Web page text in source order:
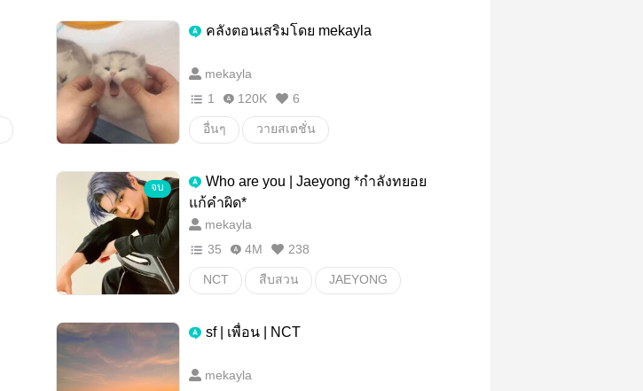
คลังตอนเสริมโดย mekayla
mekayla
1
120K 6
อื่นๆ วายสเตชั่น
จบ
Who are you | Jaeyong *กำลังทยอย
แก้คำผิด*
mekayla
35
4M 238
NCT สืบสวน JAEYONG
sf | เพื่อน | NCT
mekayla